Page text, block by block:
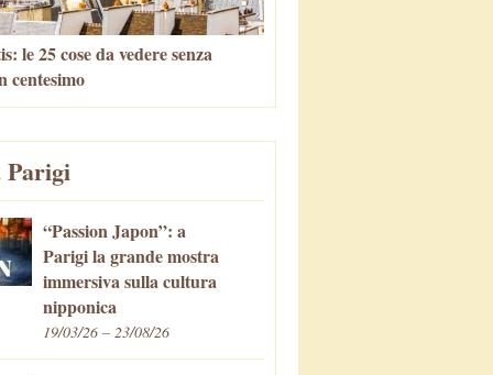
le 25 cose da vedere senza
centesimo
Parigi
“Passion Japon”: a
Parigi la grande mostra
immersiva sulla cultura
nipponica
19/03/26 – 23/08/26